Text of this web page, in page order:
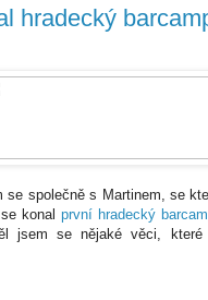
hradecký
se společně s Martinem, se
konal první hradecký
jsem se nějaké věci,